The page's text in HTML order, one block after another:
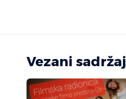
Vezani sadržaj